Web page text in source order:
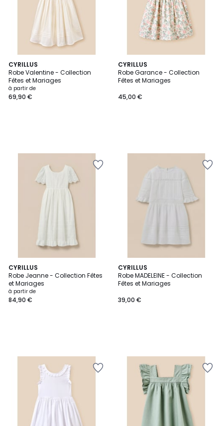
CYRILLUS
Robe Valentine - Collection
Fêtes et Mariages
à partir de
69,90 €
CYRILLUS
Robe Garance - Collection
Fêtes et Mariages
45,00 €
CYRILLUS
Robe Jeanne - Collection Fêtes
et Mariages
à partir de
84,90 €
CYRILLUS
Robe MADELEINE - Collection
Fêtes et Mariages
39,00 €